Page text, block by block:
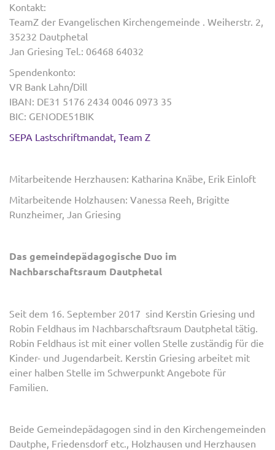
Kontakt:
TeamZ der Evangelischen Kirchengemeinde . Weiherstr. 2,
35232 Dautphetal
Jan Griesing Tel.: 06468 64032
Spendenkonto:
VR Bank Lahn/Dill
IBAN: DE31 5176 2434 0046 0973 35
BIC: GENODE51BIK
SEPA Lastschriftmandat, Team Z
Mitarbeitende Herzhausen: Katharina Knäbe, Erik Einloft
Mitarbeitende Holzhausen: Vanessa Reeh, Brigitte
Runzheimer, Jan Griesing
Das gemeindepädagogische Duo im
Nachbarschaftsraum Dautphetal
Seit dem 16. September 2017 sind Kerstin Griesing und
Robin Feldhaus im Nachbarschaftsraum Dautphetal tätig.
Robin Feldhaus ist mit einer vollen Stelle zuständig für die
Kinder- und Jugendarbeit. Kerstin Griesing arbeitet mit
einer halben Stelle im Schwerpunkt Angebote für
Familien.
Beide Gemeindepädagogen sind in den Kirchengemeinden
Dautphe, Friedensdorf etc., Holzhausen und Herzhausen